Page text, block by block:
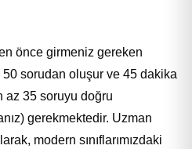
önce girmeniz gereken
50 sorudan oluşur ve 45 dakika
az 35 soruyu doğru
gerekmektedir. Uzman
modern sınıflarımızdaki